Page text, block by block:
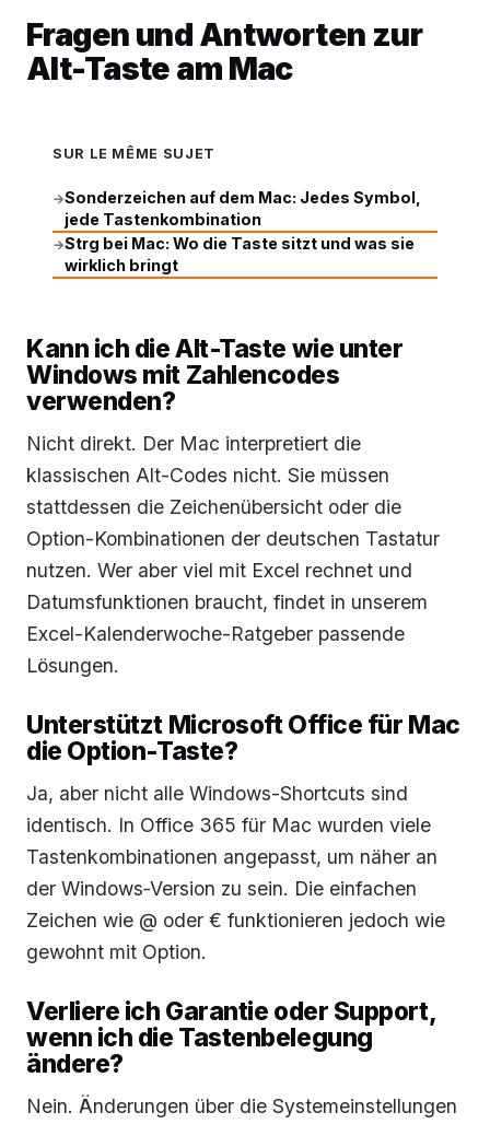
Fragen und Antworten zur
Alt-Taste am Mac
SUR LE MÊME SUJET
→Sonderzeichen auf dem Mac: Jedes Symbol,
jede Tastenkombination
→Strg bei Mac: Wo die Taste sitzt und was sie
wirklich bringt
Kann ich die Alt-Taste wie unter
Windows mit Zahlencodes
verwenden?
Nicht direkt. Der Mac interpretiert die
klassischen Alt-Codes nicht. Sie müssen
stattdessen die Zeichenübersicht oder die
Option-Kombinationen der deutschen Tastatur
nutzen. Wer aber viel mit Excel rechnet und
Datumsfunktionen braucht, findet in unserem
Excel-Kalenderwoche-Ratgeber passende
Lösungen.
Unterstützt Microsoft Office für Mac
die Option-Taste?
Ja, aber nicht alle Windows-Shortcuts sind
identisch. In Office 365 für Mac wurden viele
Tastenkombinationen angepasst, um näher an
der Windows‑Version zu sein. Die einfachen
Zeichen wie @ oder € funktionieren jedoch wie
gewohnt mit Option.
Verliere ich Garantie oder Support,
wenn ich die Tastenbelegung
ändere?
Nein. Änderungen über die Systemeinstellungen